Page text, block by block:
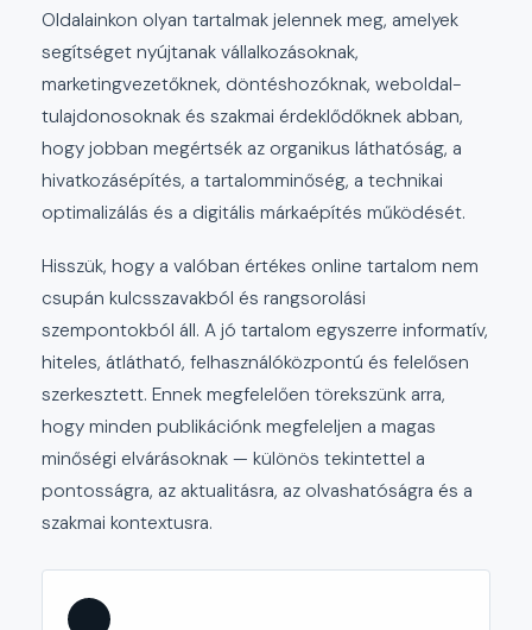
Oldalainkon olyan tartalmak jelennek meg, amelyek
segítséget nyújtanak vállalkozásoknak,
marketingvezetőknek, döntéshozóknak, weboldal-
tulajdonosoknak és szakmai érdeklődőknek abban,
hogy jobban megértsék az organikus láthatóság, a
hivatkozásépítés, a tartalomminőség, a technikai
optimalizálás és a digitális márkaépítés működését.
Hisszük, hogy a valóban értékes online tartalom nem
csupán kulcsszavakból és rangsorolási
szempontokból áll. A jó tartalom egyszerre informatív,
hiteles, átlátható, felhasználóközpontú és felelősen
szerkesztett. Ennek megfelelően törekszünk arra,
hogy minden publikációnk megfeleljen a magas
minőségi elvárásoknak — különös tekintettel a
pontosságra, az aktualitásra, az olvashatóságra és a
szakmai kontextusra.